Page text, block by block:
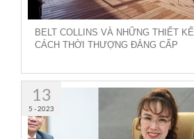
BELT COLLINS VÀ NHỮNG THIẾT
CÁCH THỜI THƯỢNG ĐẲNG CẤP
13
5 - 2023